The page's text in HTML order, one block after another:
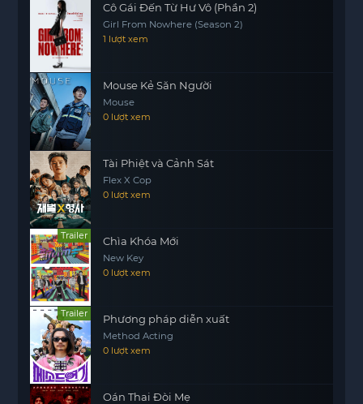
Cô Gái Đến Từ Hư Vô (Phần 2)
Girl From Nowhere (Season 2)
1 lượt xem
Mouse Kẻ Săn Người
Mouse
0 lượt xem
Tài Phiệt và Cảnh Sát
Flex X Cop
0 lượt xem
Trailer Chìa Khóa Mới
New Key
0 lượt xem
Trailer Phương pháp diễn xuất
Method Acting
0 lượt xem
Oán Thai Đòi Mẹ